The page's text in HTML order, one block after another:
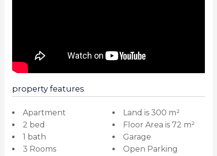
property features
Apartment
2 bed
1 bath
3 Rooms
Land is 300 m²
Floor Area is 72 m²
Garage
Open Parking